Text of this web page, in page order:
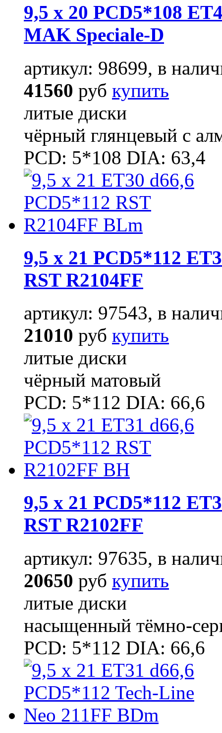
9,5 x 20 PCD5*108
MAK Speciale-D
артикул: 98699, в
41560 руб купить
литые диски
чёрный глянцевый с
PCD: 5*108 DIA: 63,4
9,5 x 21 PCD5*112
RST R2104FF
артикул: 97543, в
21010 руб купить
литые диски
чёрный матовый
PCD: 5*112 DIA: 66,6
9,5 x 21 PCD5*112
RST R2102FF
артикул: 97635, в
20650 руб купить
литые диски
насыщенный тёмно-
PCD: 5*112 DIA: 66,6